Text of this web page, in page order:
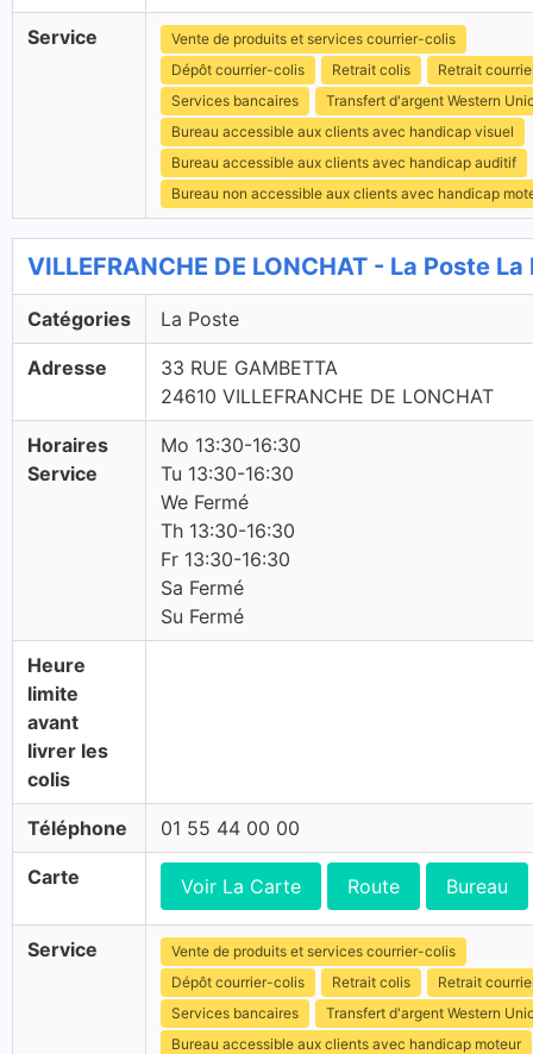
Service
Vente de produits et services courrier-colis
Dépôt courrier-colis
Retrait colis
Retrait
Services bancaires
Transfert d'argent Western
Bureau accessible aux clients avec handicap visuel
Bureau accessible aux clients avec handicap auditif
Bureau non accessible aux clients avec handicap
VILLEFRANCHE DE LONCHAT - La Poste
Catégories La Poste
Adresse
33 RUE GAMBETTA
24610 VILLEFRANCHE DE LONCHAT
Horaires
Service
Mo 13:30-16:30
Tu 13:30-16:30
We Fermé
Th 13:30-16:30
Fr 13:30-16:30
Sa Fermé
Su Fermé
Heure
limite
avant
livrer les
colis
Téléphone 01 55 44 00 00
Carte Voir La Carte Route Bureau
Service
Vente de produits et services courrier-colis
Dépôt courrier-colis
Retrait colis
Retrait
Services bancaires
Transfert d'argent Western
Bureau accessible aux clients avec handicap moteur